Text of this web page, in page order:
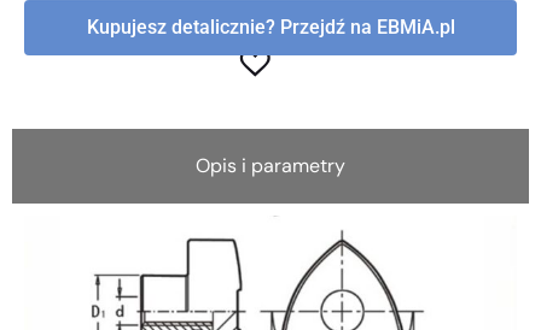
Kupujesz detalicznie? Przejdź na EBMiA.pl
Opis i parametry